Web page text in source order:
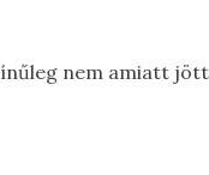
nem amiatt